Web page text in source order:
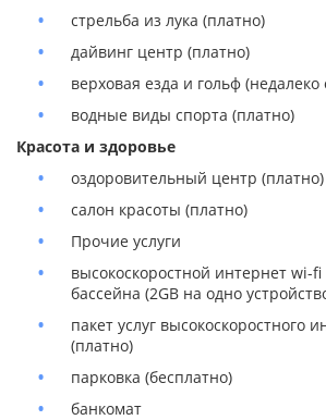
стрельба из лука (платно)
дайвинг центр (платно)
верховая езда и гольф (недалеко
водные виды спорта (платно)
Красота и здоровье
оздоровительный центр (платно)
салон красоты (платно)
Прочие услуги
высокоскоростной интернет wi-
бассейна (2GB на одно
пакет услуг высокоскоростного
(платно)
парковка (бесплатно)
банкомат